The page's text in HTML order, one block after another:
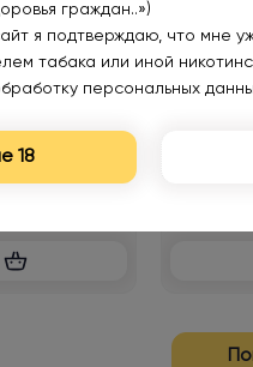
ELIXIR
яблоко
Сочная
граждан..»)
я подтверждаю, что мне
табака или иной
персональных
18